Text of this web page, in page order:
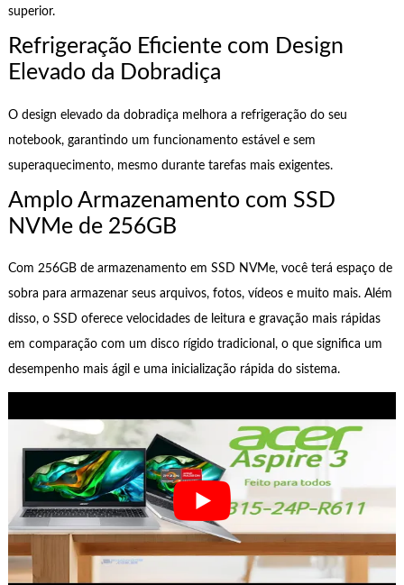
superior.
Refrigeração Eficiente com Design
Elevado da Dobradiça
O design elevado da dobradiça melhora a refrigeração do seu
notebook, garantindo um funcionamento estável e sem
superaquecimento, mesmo durante tarefas mais exigentes.
Amplo Armazenamento com SSD
NVMe de 256GB
Com 256GB de armazenamento em SSD NVMe, você terá espaço de
sobra para armazenar seus arquivos, fotos, vídeos e muito mais. Além
disso, o SSD oferece velocidades de leitura e gravação mais rápidas
em comparação com um disco rígido tradicional, o que significa um
desempenho mais ágil e uma inicialização rápida do sistema.